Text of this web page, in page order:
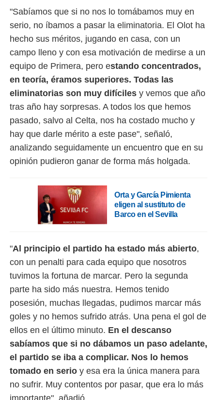
únicos
como
este sitio
IP
de
traten tus
en
interés
a lo que
Para
en
de
un
o acceder
perfiles
"Sabíamos que si no nos lo tomábamos muy en
serio, no íbamos a pasar la eliminatoria. El Olot ha
hecho sus méritos, jugando en casa, con un
campo lleno y con esa motivación de medirse a un
equipo de Primera, pero estando concentrados,
en teoría, éramos superiores. Todas las
eliminatorias son muy difíciles y vemos que año
tras año hay sorpresas. A todos los que hemos
pasado, salvo al Celta, nos ha costado mucho y
hay que darle mérito a este pase", señaló,
analizando seguidamente un encuentro que en su
opinión pudieron ganar de forma más holgada.
Orta y García Pimienta
eligen al sustituto de
Barco en el Sevilla
"Al principio el partido ha estado más abierto,
con un penalti para cada equipo que nosotros
tuvimos la fortuna de marcar. Pero la segunda
parte ha sido más nuestra. Hemos tenido
posesión, muchas llegadas, pudimos marcar más
goles y no hemos sufrido atrás. Una pena el gol de
ellos en el último minuto. En el descanso
sabíamos que si no dábamos un paso adelante,
el partido se iba a complicar. Nos lo hemos
tomado en serio y esa era la única manera para
no sufrir. Muy contentos por pasar, que era lo más
importante", añadió.